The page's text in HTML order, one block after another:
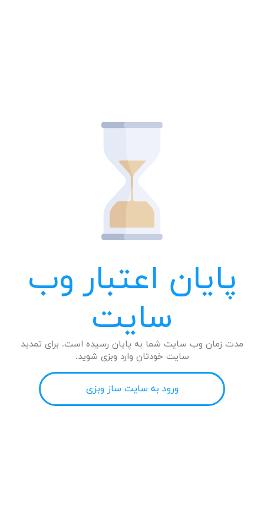
پایان اعتبار وب
سایت
مدت زمان وب سایت شما به پایان رسیده است. برای تمدید
سایت خودتان وارد وبزی شوید.
ورود به سایت ساز وبزی